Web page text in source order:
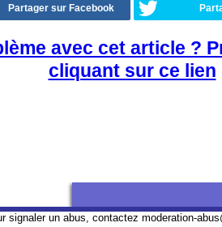
Partager sur Facebook
avec cet article ?
cliquant sur ce lien
signaler un abus, contactez moderation-